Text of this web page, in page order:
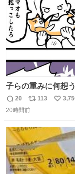
子らの重みに何想
す。
返
信
20
リ
ポ
数
113
い
数
20時間前